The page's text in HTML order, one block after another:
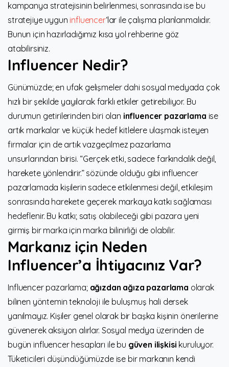
kampanya stratejisinin belirlenmesi, sonrasında ise bu
stratejiye uygun influencer‘lar ile çalışma planlanmalıdır.
Bunun için hazırladığımız kısa yol rehberine göz
atabilirsiniz.
Influencer Nedir?
Günümüzde; en ufak gelişmeler dahi sosyal medyada çok
hızlı bir şekilde yayılarak farklı etkiler getirebiliyor. Bu
durumun getirilerinden biri olan influencer pazarlama ise
artık markalar ve küçük hedef kitlelere ulaşmak isteyen
firmalar için de artık vazgeçilmez pazarlama
unsurlarından birisi. “Gerçek etki, sadece farkındalık değil,
harekete yönlendirir.” sözünde olduğu gibi influencer
pazarlamada kişilerin sadece etkilenmesi değil, etkileşim
sonrasında harekete geçerek markaya katkı sağlaması
hedeflenir. Bu katkı; satış olabileceği gibi pazara yeni
girmiş bir marka için marka bilinirliği de olabilir.
Markanız için Neden
Influencer’a İhtiyacınız Var?
Influencer pazarlama; ağızdan ağıza pazarlama olarak
bilinen yöntemin teknoloji ile buluşmuş hali dersek
yanılmayız. Kişiler genel olarak bir başka kişinin önerilerine
güvenerek aksiyon alırlar. Sosyal medya üzerinden de
bugün influencer hesapları ile bu güven ilişkisi kuruluyor.
Tüketicileri düşündüğümüzde ise bir markanın kendi